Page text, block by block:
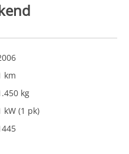
km
kg
kW (1 pk)